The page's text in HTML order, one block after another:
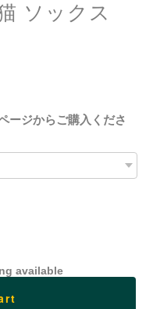
ソックス
ージからご購入くださ
available